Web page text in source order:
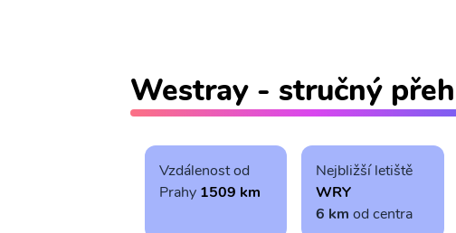
Westray - stručný
Vzdálenost od
Prahy 1509 km
Nejbližší letiště
WRY
6 km od centra